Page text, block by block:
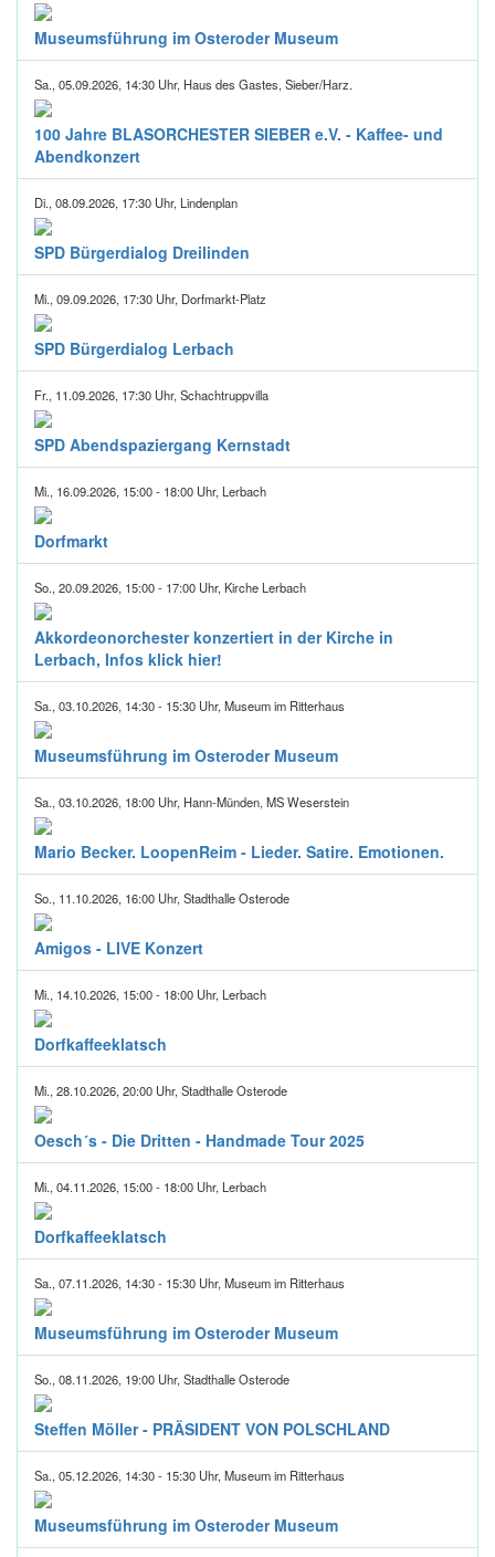
Museumsführung im Osteroder Museum
Sa., 05.09.2026, 14:30 Uhr, Haus des Gastes, Sieber/Harz.
100 Jahre BLASORCHESTER SIEBER e.V. - Kaffee- und
Abendkonzert
Di., 08.09.2026, 17:30 Uhr, Lindenplan
SPD Bürgerdialog Dreilinden
Mi., 09.09.2026, 17:30 Uhr, Dorfmarkt-Platz
SPD Bürgerdialog Lerbach
Fr., 11.09.2026, 17:30 Uhr, Schachtruppvilla
SPD Abendspaziergang Kernstadt
Mi., 16.09.2026, 15:00 - 18:00 Uhr, Lerbach
Dorfmarkt
So., 20.09.2026, 15:00 - 17:00 Uhr, Kirche Lerbach
Akkordeonorchester konzertiert in der Kirche in
Lerbach, Infos klick hier!
Sa., 03.10.2026, 14:30 - 15:30 Uhr, Museum im Ritterhaus
Museumsführung im Osteroder Museum
Sa., 03.10.2026, 18:00 Uhr, Hann-Münden, MS Weserstein
Mario Becker. LoopenReim - Lieder. Satire. Emotionen.
So., 11.10.2026, 16:00 Uhr, Stadthalle Osterode
Amigos - LIVE Konzert
Mi., 14.10.2026, 15:00 - 18:00 Uhr, Lerbach
Dorfkaffeeklatsch
Mi., 28.10.2026, 20:00 Uhr, Stadthalle Osterode
Oesch´s - Die Dritten - Handmade Tour 2025
Mi., 04.11.2026, 15:00 - 18:00 Uhr, Lerbach
Dorfkaffeeklatsch
Sa., 07.11.2026, 14:30 - 15:30 Uhr, Museum im Ritterhaus
Museumsführung im Osteroder Museum
So., 08.11.2026, 19:00 Uhr, Stadthalle Osterode
Steffen Möller - PRÄSIDENT VON POLSCHLAND
Sa., 05.12.2026, 14:30 - 15:30 Uhr, Museum im Ritterhaus
Museumsführung im Osteroder Museum